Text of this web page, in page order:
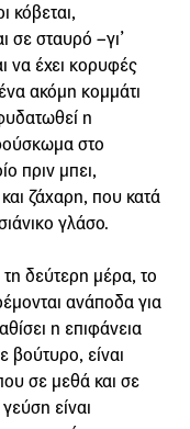
κόβεται,
σε σταυρό –γι’
να έχει κορυφές
ακόμη κομμάτι
η
στο
πριν μπει,
ζάχαρη, που κατά
γλάσο.
δεύτερη μέρα, το
ανάποδα για
η επιφάνεια
βούτυρο, είναι
σε μεθά και σε
είναι